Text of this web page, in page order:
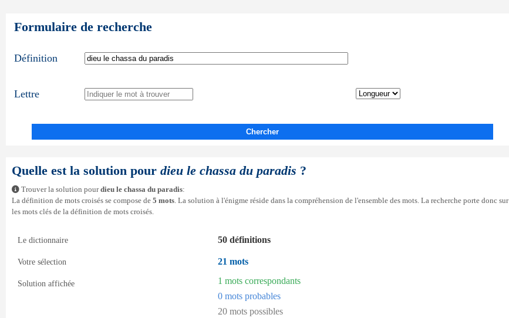
Formulaire de recherche
Définition
Lettre
Chercher
Quelle est la solution pour dieu le chassa du paradis ?
Trouver la solution pourdieu le chassa du paradis:
La définition de mots croisés se compose de 5 mots. La solution à l'énigme réside dans la compréhension de l'ensemble des mots. La recherche porte donc sur
les mots clés de la définition de mots croisés.
Le dictionnaire 50 définitions
Votre sélection 21 mots
Solution affichée
1 mots correspondants
0 mots probables
20 mots possibles